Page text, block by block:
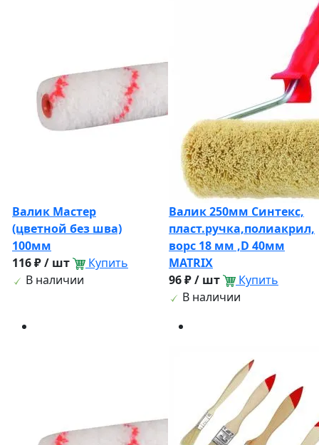
Валик Мастер
(цветной без шва)
100мм
116 ₽ / шт
Купить
В наличии
Валик 250мм Синтекс,
пласт.ручка,полиакрил,
ворс 18 мм ,D 40мм
MATRIX
96 ₽ / шт
Купить
В наличии